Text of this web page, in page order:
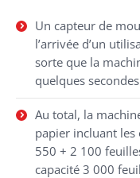
Un capteur de
l’arrivée d’un
sorte que la
quelques
Au total, la
papier incluant
550 + 2 100
capacité 3 000